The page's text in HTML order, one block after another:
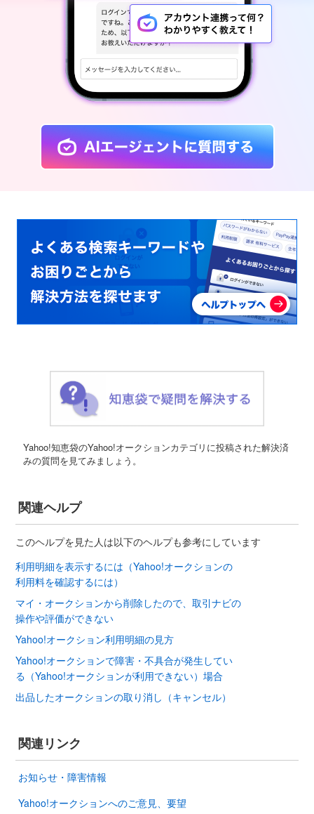
Yahoo!知恵袋のYahoo!オークションカテゴリに投稿された解決済
みの質問を見てみましょう。
関連ヘルプ
このヘルプを見た人は以下のヘルプも参考にしています
利用明細を表示するには（Yahoo!オークションの
利用料を確認するには）
マイ・オークションから削除したので、取引ナビの
操作や評価ができない
Yahoo!オークション利用明細の見方
Yahoo!オークションで障害・不具合が発生してい
る（Yahoo!オークションが利用できない）場合
出品したオークションの取り消し（キャンセル）
関連リンク
お知らせ・障害情報
Yahoo!オークションへのご意見、要望